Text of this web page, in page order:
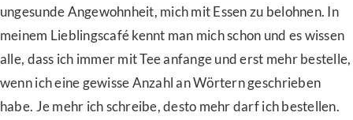
ungesunde Angewohnheit, mich mit Essen zu belohnen. In
meinem Lieblingscafé kennt man mich schon und es wissen
alle, dass ich immer mit Tee anfange und erst mehr bestelle,
wenn ich eine gewisse Anzahl an Wörtern geschrieben
habe. Je mehr ich schreibe, desto mehr darf ich bestellen.